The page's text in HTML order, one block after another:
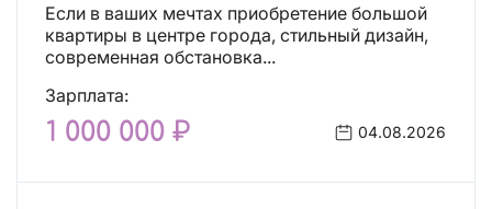
Если в ваших мечтах приобретение большой
квартиры в центре города, стильный дизайн,
современная обстановка...
Зарплата:
1 000 000 ₽ 04.08.2026